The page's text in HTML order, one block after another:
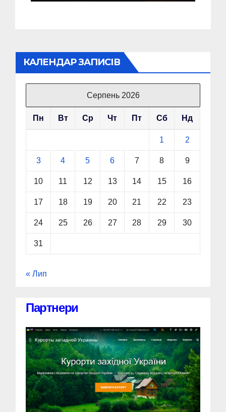
КАЛЕНДАР ЗАПИСІВ
Серпень 2026
Пн Вт Ср Чт Пт Сб Нд
1 2
3 4 5 6 7 8 9
10 11 12 13 14 15 16
17 18 19 20 21 22 23
24 25 26 27 28 29 30
31
« Лип
Партнери